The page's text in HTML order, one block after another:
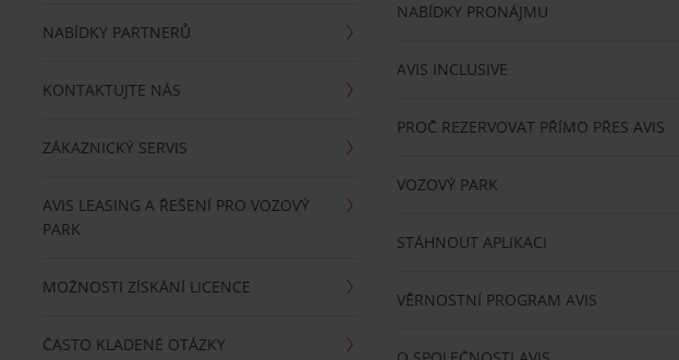
NABÍDKY PARTNERŮ
KONTAKTUJTE NÁS
ZÁKAZNICKÝ SERVIS
AVIS LEASING A ŘEŠENÍ PRO VOZOVÝ
PARK
MOŽNOSTI ZÍSKÁNÍ LICENCE
ČASTO KLADENÉ OTÁZKY
NABÍDKY PRONÁJMU
AVIS INCLUSIVE
PROČ REZERVOVAT PŘÍMO PŘES AVIS
VOZOVÝ PARK
STÁHNOUT APLIKACI
VĚRNOSTNÍ PROGRAM AVIS